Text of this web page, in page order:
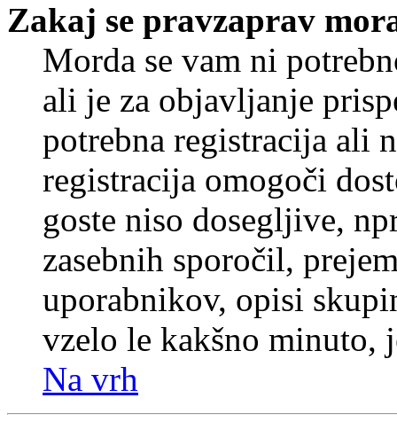
Zakaj se pravzaprav
Morda se vam ni
ali je za objavljanje
potrebna registracija ali
registracija omogoči
goste niso dosegljive,
zasebnih sporočil,
uporabnikov, opisi
vzelo le kakšno minuto,
Na vrh